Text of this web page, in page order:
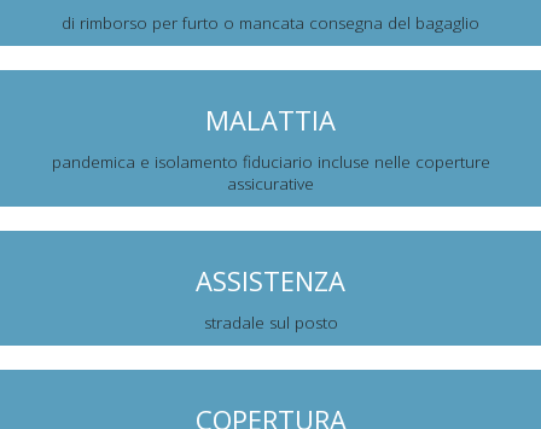
di rimborso per furto o mancata consegna del bagaglio
MALATTIA
pandemica e isolamento fiduciario incluse nelle coperture
assicurative
ASSISTENZA
stradale sul posto
COPERTURA